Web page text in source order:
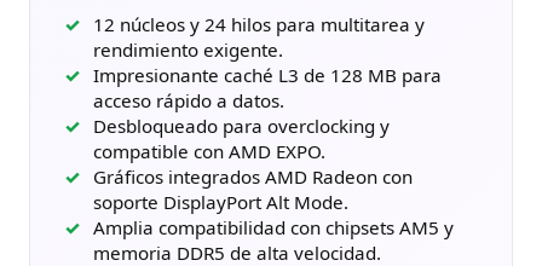
12 núcleos y 24 hilos para multitarea y
rendimiento exigente.
Impresionante caché L3 de 128 MB para
acceso rápido a datos.
Desbloqueado para overclocking y
compatible con AMD EXPO.
Gráficos integrados AMD Radeon con
soporte DisplayPort Alt Mode.
Amplia compatibilidad con chipsets AM5 y
memoria DDR5 de alta velocidad.